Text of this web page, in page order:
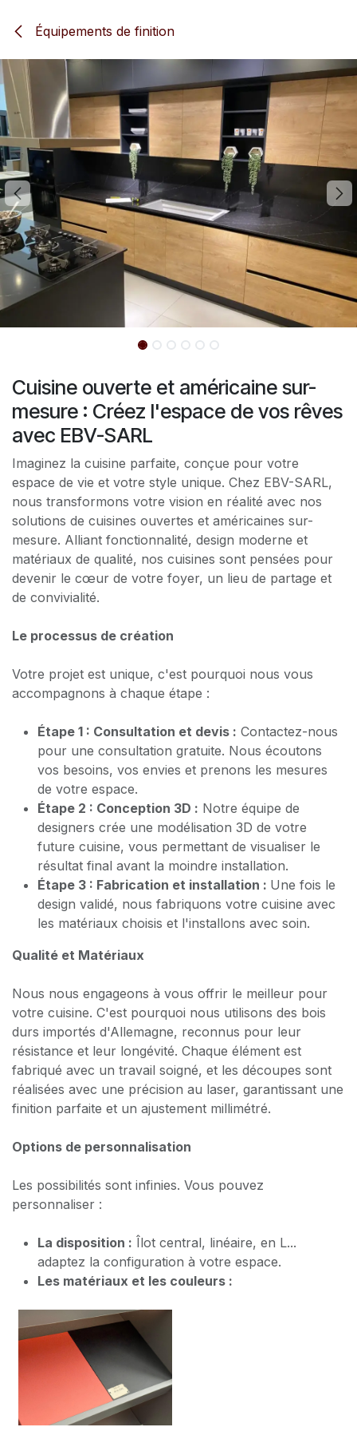
Équipements de finition
Cuisine ouverte et américaine sur-
mesure : Créez l'espace de vos rêves
avec EBV-SARL
Imaginez la cuisine parfaite, conçue pour votre
espace de vie et votre style unique. Chez EBV-SARL,
nous transformons votre vision en réalité avec nos
solutions de cuisines ouvertes et américaines sur-
mesure. Alliant fonctionnalité, design moderne et
matériaux de qualité, nos cuisines sont pensées pour
devenir le cœur de votre foyer, un lieu de partage et
de convivialité.
Le processus de création
Votre projet est unique, c'est pourquoi nous vous
accompagnons à chaque étape :
Étape 1 : Consultation et devis : Contactez-nous
pour une consultation gratuite. Nous écoutons
vos besoins, vos envies et prenons les mesures
de votre espace.
Étape 2 : Conception 3D : Notre équipe de
designers crée une modélisation 3D de votre
future cuisine, vous permettant de visualiser le
résultat final avant la moindre installation.
Étape 3 : Fabrication et installation : Une fois le
design validé, nous fabriquons votre cuisine avec
les matériaux choisis et l'installons avec soin.
Qualité et Matériaux
Nous nous engageons à vous offrir le meilleur pour
votre cuisine. C'est pourquoi nous utilisons des bois
durs importés d'Allemagne, reconnus pour leur
résistance et leur longévité. Chaque élément est
fabriqué avec un travail soigné, et les découpes sont
réalisées avec une précision au laser, garantissant une
finition parfaite et un ajustement millimétré.
Options de personnalisation
Les possibilités sont infinies. Vous pouvez
personnaliser :
La disposition : Îlot central, linéaire, en L...
adaptez la configuration à votre espace.
Les matériaux et les couleurs :